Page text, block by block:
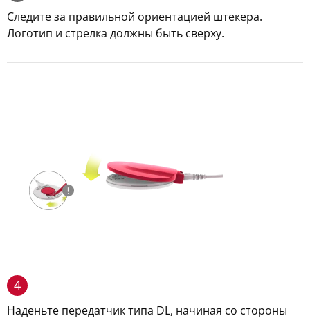
Следите за правильной ориентацией штекера.
Логотип и стрелка должны быть сверху.
4
Наденьте передатчик типа DL, начиная со стороны